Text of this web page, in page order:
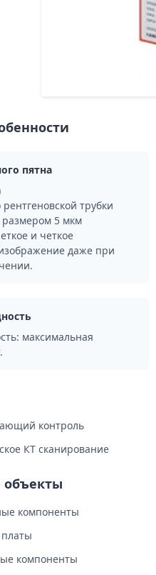
пятна
трубки
размером 5 мкм
и четкое
даже при
максимальная
контроль
КТ сканирование
компоненты
компоненты